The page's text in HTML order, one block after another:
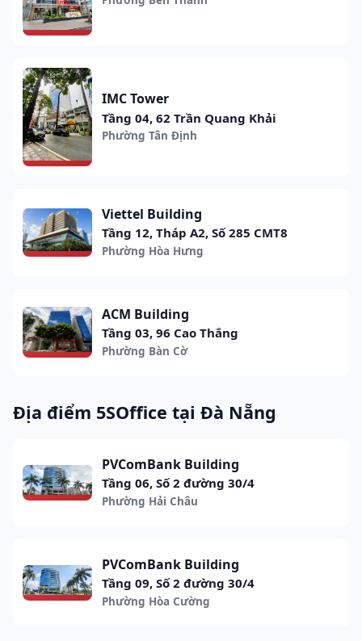
IMC Tower
Tầng 04, 62 Trần Quang Khải
Phường Tân Định
Viettel Building
Tầng 12, Tháp A2, Số 285 CMT8
Phường Hòa Hưng
ACM Building
Tầng 03, 96 Cao Thắng
Phường Bàn Cờ
Địa điểm 5SOffice tại Đà Nẵng
PVComBank Building
Tầng 06, Số 2 đường 30/4
Phường Hải Châu
PVComBank Building
Tầng 09, Số 2 đường 30/4
Phường Hòa Cường